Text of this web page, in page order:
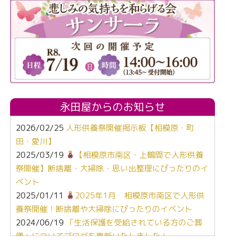
永田屋からのお知らせ
2026/02/25 人形供養祭開催掲示板【相模原・町
田・愛川】
2025/03/19
【相模原市南区・上鶴間で人形供養
祭開催】断捨離・大掃除・思い出整理にぴったりのイ
ベント
2025/01/11
2025年1月 相模原市南区で人形供
養祭開催！断捨離や大掃除にぴったりのイベント
2024/06/19 「生活保護を受給されている方のご葬
儀」についてブログを更新いたしました！